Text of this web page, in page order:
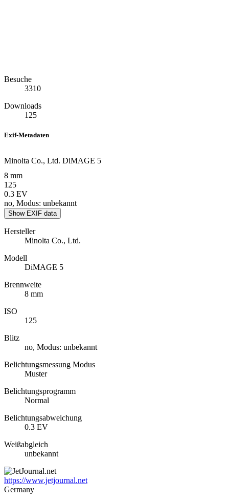
Besuche
3310
Downloads
125
Exif-Metadaten
Minolta Co., Ltd. DiMAGE 5
8 mm
125
0.3 EV
no, Modus: unbekannt
Show EXIF data
Hersteller
Minolta Co., Ltd.
Modell
DiMAGE 5
Brennweite
8 mm
ISO
125
Blitz
no, Modus: unbekannt
Belichtungsmessung Modus
Muster
Belichtungsprogramm
Normal
Belichtungsabweichung
0.3 EV
Weißabgleich
unbekannt
https://www.jetjournal.net
Germany